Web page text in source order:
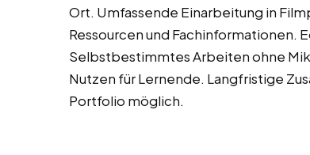
Ort. Umfassende Einarbeitung in
Ressourcen und
Selbstbestimmtes Arbeiten ohne
Nutzen für Lernende. Langfristige
Portfolio möglich.